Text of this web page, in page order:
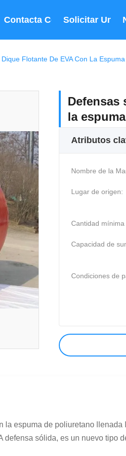
Contacta Con Nosotros
Solicitar Una
Flotante De EVA Con La
Defensas
la
Atributos
Nombre de la
Lugar de origen:
Cantidad
Capacidad de
Condiciones de
espuma de poliuretano
sólida, es un nuevo tipo